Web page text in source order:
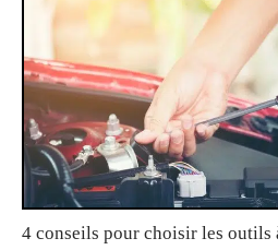
4 conseils pour choisir les outils